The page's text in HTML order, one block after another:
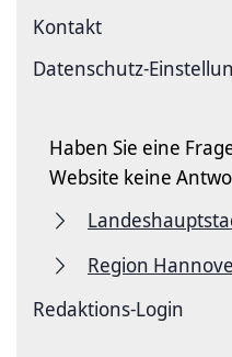
Kontakt
Datenschutz-
Haben Sie eine
Website keine
Region
Redaktions-Login